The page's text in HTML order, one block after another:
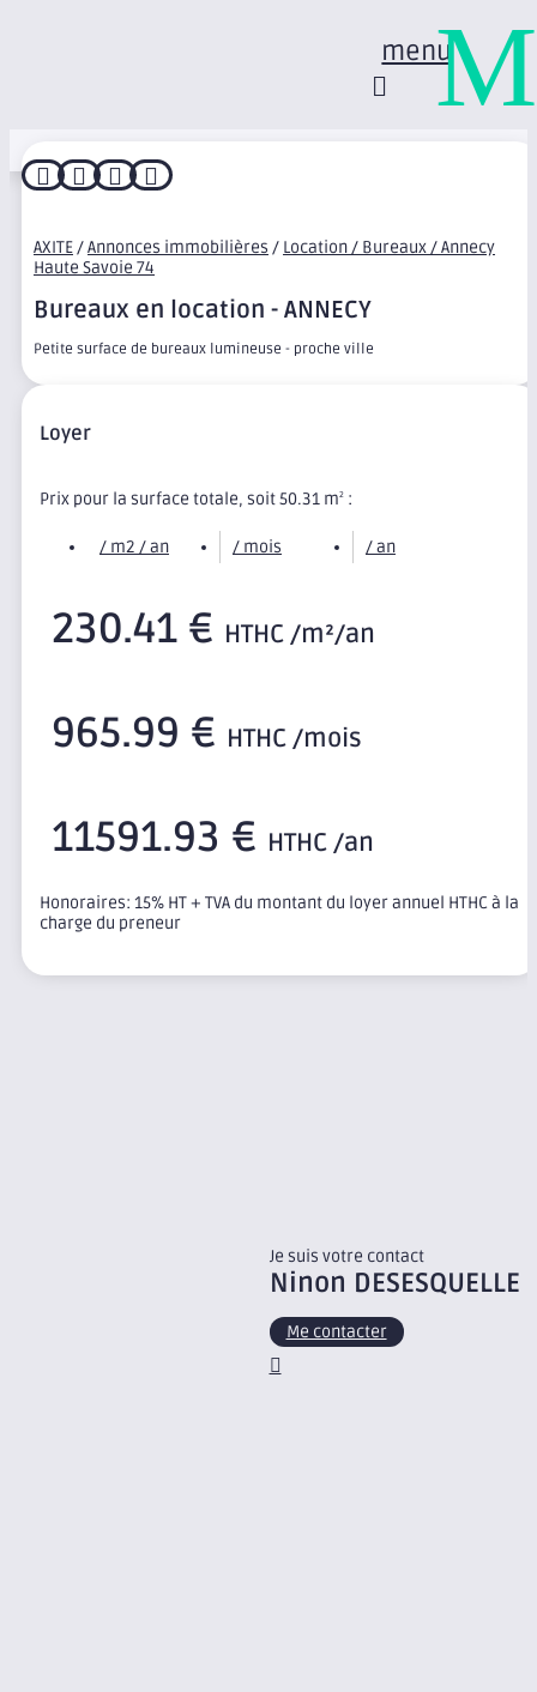
menu
   
AXITE/Annonces immobilières / Location / Bureaux / Annecy
Haute Savoie 74
Bureaux en location - ANNECY
Petite surface de bureaux lumineuse - proche ville
Loyer
Prix pour la surface totale, soit 50.31 m2 :
/ m2 / an / mois / an
230.41 € HTHC /m²/an
965.99 € HTHC /mois
11591.93 € HTHC /an
Honoraires: 15% HT + TVA du montant du loyer annuel HTHC à la
charge du preneur
Je suis votre contact
Ninon DESESQUELLE
Me contacter
M